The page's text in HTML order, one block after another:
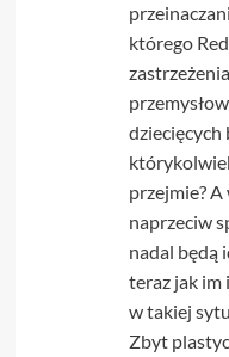
którego
dziecięcych
przejmie?
naprzeciw
nadal będą
teraz jak im
w takiej
Zbyt